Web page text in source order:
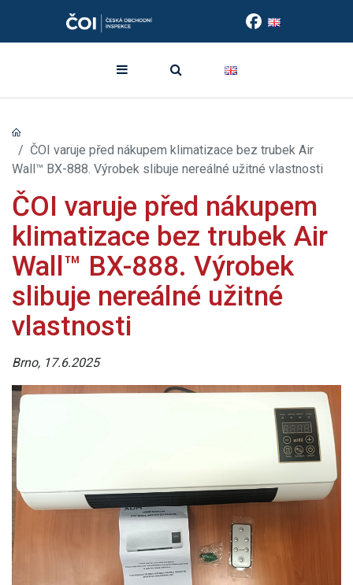
ČOI varuje před nákupem klimatizace bez trubek Air
Wall™ BX-888. Výrobek slibuje nereálné užitné vlastnosti
ČOI varuje před nákupem
klimatizace bez trubek Air
Wall™ BX-888. Výrobek
slibuje nereálné užitné
vlastnosti
Brno, 17.6.2025